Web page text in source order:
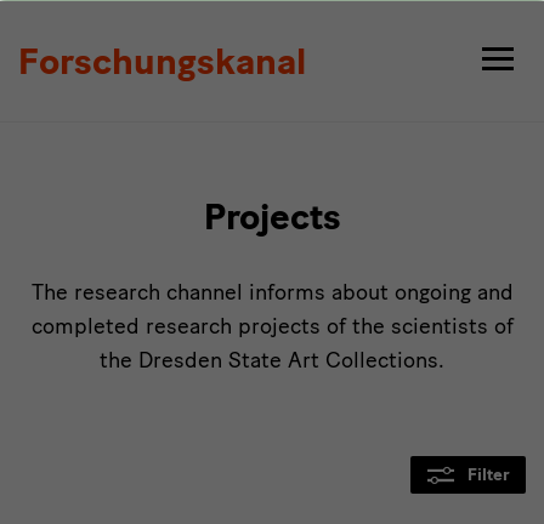
Forschungskanal
Projects
The research channel informs about ongoing and
completed research projects of the scientists of
the Dresden State Art Collections.
Filter